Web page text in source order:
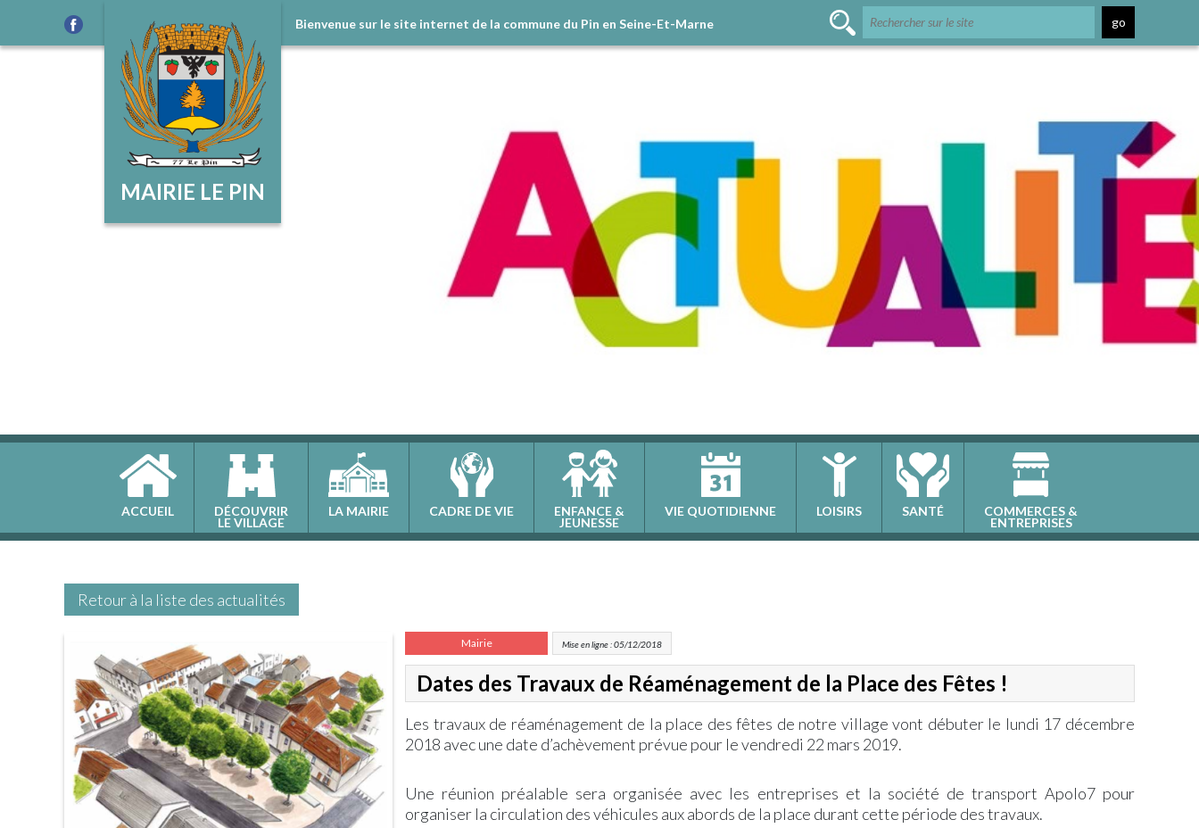
MAIRIE LE PIN
Bienvenue sur le site internet de la commune du Pin en Seine-Et-Marne
ACCUEIL DÉCOUVRIR
LE VILLAGE
LA MAIRIE CADRE DE VIE ENFANCE &
JEUNESSE
VIE QUOTIDIENNE LOISIRS SANTÉ COMMERCES &
ENTREPRISES
Retour à la liste des actualités
Dates des Travaux de Réaménagement de la Place des Fêtes !
Mairie Mise en ligne : 05/12/2018
Les travaux de réaménagement de la place des fêtes de notre village vont débuter le lundi 17 décembre
2018 avec une date d’achèvement prévue pour le vendredi 22 mars 2019.
Une réunion préalable sera organisée avec les entreprises et la société de transport Apolo7 pour
organiser la circulation des véhicules aux abords de la place durant cette période des travaux.